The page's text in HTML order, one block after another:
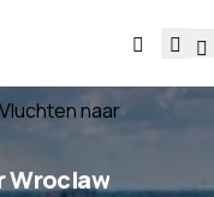
Vluchten naar
Wroclaw